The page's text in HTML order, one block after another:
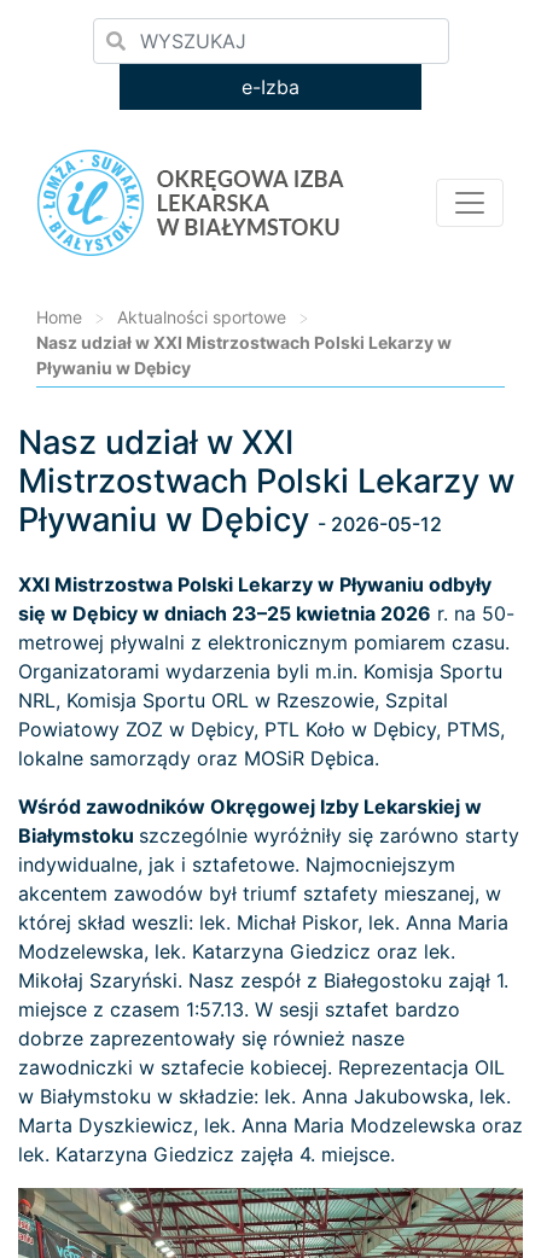
e-Izba
Home > Aktualności sportowe
>
Nasz udział w XXI Mistrzostwach Polski Lekarzy w
Pływaniu w Dębicy
Loading...
Nasz udział w XXI
Mistrzostwach Polski Lekarzy w
Pływaniu w Dębicy - 2026-05-12
XXI Mistrzostwa Polski Lekarzy w Pływaniu odbyły
się w Dębicy w dniach 23–25 kwietnia 2026 r. na 50-
metrowej pływalni z elektronicznym pomiarem czasu.
Organizatorami wydarzenia byli m.in. Komisja Sportu
NRL, Komisja Sportu ORL w Rzeszowie, Szpital
Powiatowy ZOZ w Dębicy, PTL Koło w Dębicy, PTMS,
lokalne samorządy oraz MOSiR Dębica.
Wśród zawodników Okręgowej Izby Lekarskiej w
Białymstoku szczególnie wyróżniły się zarówno starty
indywidualne, jak i sztafetowe. Najmocniejszym
akcentem zawodów był triumf sztafety mieszanej, w
której skład weszli: lek. Michał Piskor, lek. Anna Maria
Modzelewska, lek. Katarzyna Giedzicz oraz lek.
Mikołaj Szaryński. Nasz zespół z Białegostoku zajął 1.
miejsce z czasem 1:57.13. W sesji sztafet bardzo
dobrze zaprezentowały się również nasze
zawodniczki w sztafecie kobiecej. Reprezentacja OIL
w Białymstoku w składzie: lek. Anna Jakubowska, lek.
Marta Dyszkiewicz, lek. Anna Maria Modzelewska oraz
lek. Katarzyna Giedzicz zajęła 4. miejsce.